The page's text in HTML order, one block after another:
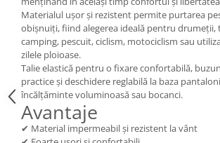
Materialul ușor și rezistent permite purtarea
obișnuiți, fiind alegerea ideală pentru drumeții,
camping, pescuit, ciclism, motociclism sau
zilele ploioase.
Talie elastică pentru o fixare confortabilă,
practice și deschidere reglabilă la baza
încălțăminte voluminoasă sau bocanci.
Avantaje
✔ Material impermeabil și rezistent la vânt